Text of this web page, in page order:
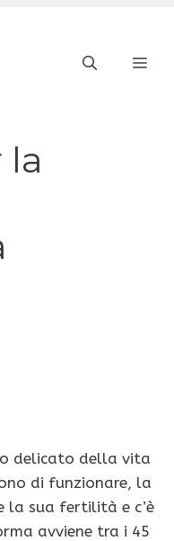
la
delicato della vita
di funzionare, la
la sua fertilità e c’è
avviene tra i 45